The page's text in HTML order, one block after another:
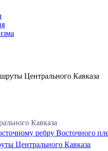
Центрального Кавказа
Кавказа
ребру Восточного
Центрального Кавказа